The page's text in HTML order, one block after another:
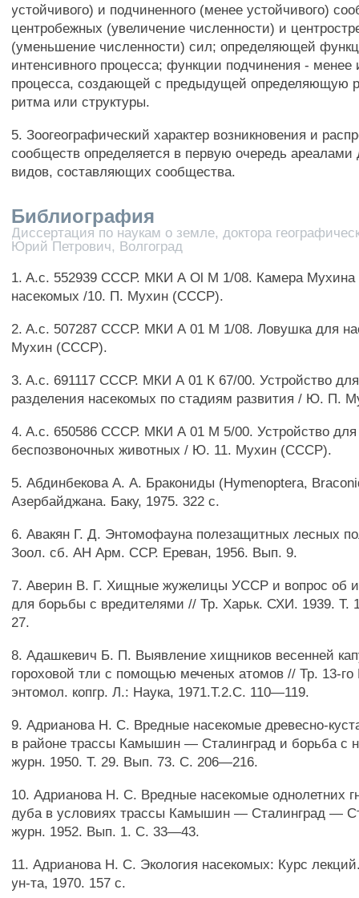
устойчивого) и подчиненного (менее устойчивого)
центробежных (увеличение численности) и
(уменьшение численности) сил; определяющей
интенсивного процесса; функции подчинения - менее
процесса, создающей с предыдущей определяющую
ритма или структуры.
5. Зоогеографический характер возникновения и
сообществ определяется в первую очередь
видов, составляющих сообщества.
Библиография
Диссертация по наукам о земле, доктора
Юрий Петрович, Волгоград
1. A.c. 552939 СССР. МКИ А Ol М 1/08. Камера Мухина
насекомых /10. П. Мухин (СССР).
2. A.c. 507287 СССР. МКИ А 01 М 1/08. Ловушка для
Мухин (СССР).
3. A.c. 691117 СССР. МКИ А 01 К 67/00. Устройство
разделения насекомых по стадиям развития / Ю. П.
4. A.c. 650586 СССР. МКИ А 01 М 5/00. Устройство для
беспозвоночных животных / Ю. 11. Мухин (СССР).
5. Абдинбекова А. А. Бракониды (Hymenoptera,
Азербайджана. Баку, 1975. 322 с.
6. Авакян Г. Д. Энтомофауна полезащитных лесных
Зоол. сб. АН Арм. ССР. Ереван, 1956. Вып. 9.
7. Аверин В. Г. Хищные жужелицы УССР и вопрос об
для борьбы с вредителями // Тр. Харьк. СХИ. 1939.
27.
8. Адашкевич Б. П. Выявление хищников весенней
гороховой тли с помощью меченых атомов // Тр. 13-
энтомол. копгр. Л.: Наука, 1971.Т.2.С. 110—119.
9. Адрианова Н. С. Вредные насекомые древесно-
в районе трассы Камышин — Сталинград и борьба с
журн. 1950. Т. 29. Вып. 73. С. 206—216.
10. Адрианова Н. С. Вредные насекомые однолетних
дуба в условиях трассы Камышин — Сталинград —
журн. 1952. Вып. 1. С. 33—43.
11. Адрианова Н. С. Экология насекомых: Курс
ун-та, 1970. 157 с.